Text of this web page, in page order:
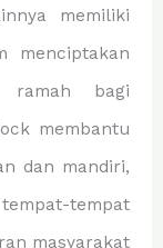
memiliki
menciptakan
ramah bagi
membantu
dan mandiri,
tempat
masyarakat